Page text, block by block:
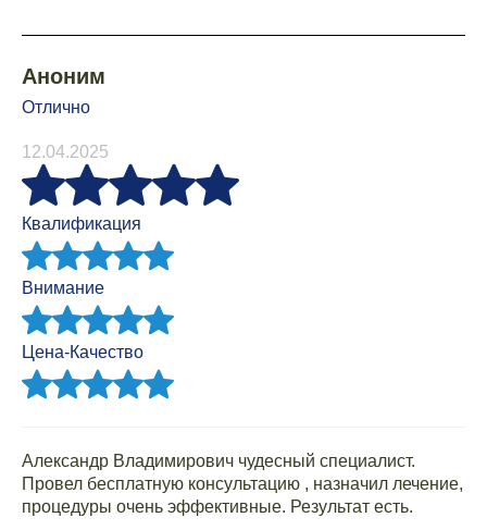
Аноним
Отлично
12.04.2025
Квалификация
Внимание
Цена-Качество
Александр Владимирович чудесный специалист.
Провел бесплатную консультацию , назначил лечение,
процедуры очень эффективные. Результат есть.